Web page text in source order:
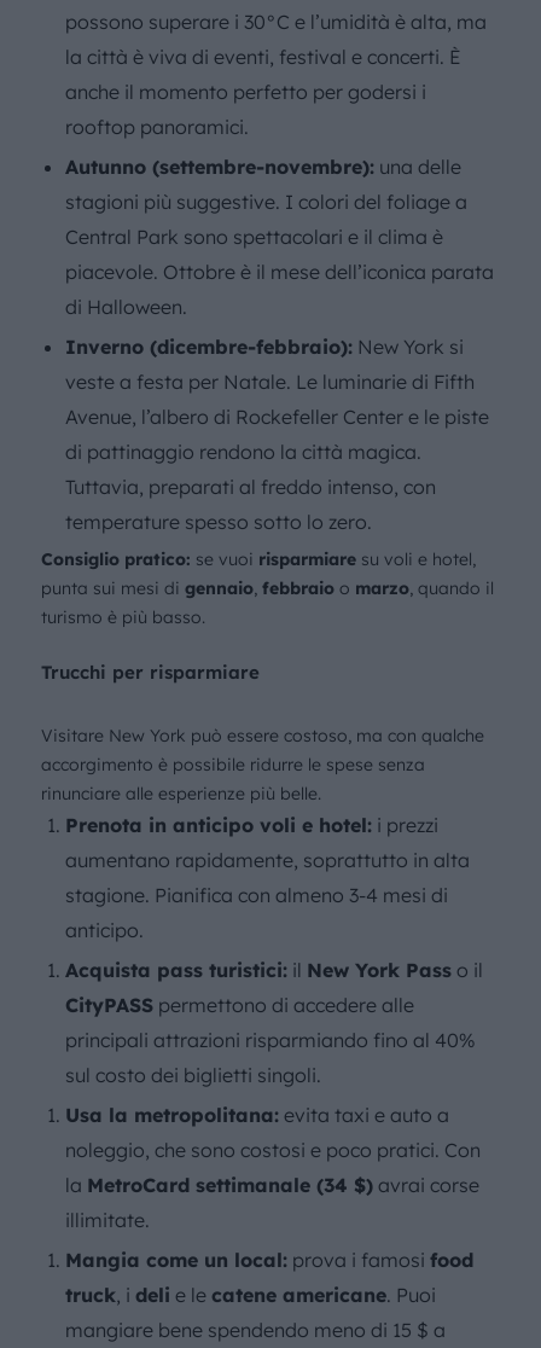
possono superare i 30°C e l’umidità è alta, ma
la città è viva di eventi, festival e concerti. È
anche il momento perfetto per godersi i
rooftop panoramici.
Autunno (settembre-novembre):una delle
stagioni più suggestive. I colori del foliage a
Central Park sono spettacolari e il clima è
piacevole. Ottobre è il mese dell’iconica parata
di Halloween.
Inverno (dicembre-febbraio):New York si
veste a festa per Natale. Le luminarie di Fifth
Avenue, l’albero di Rockefeller Center e le piste
di pattinaggio rendono la città magica.
Tuttavia, preparati al freddo intenso, con
temperature spesso sotto lo zero.
Consiglio pratico: se vuoi risparmiaresu voli e hotel,
punta sui mesi di gennaio, febbraio o marzo, quando il
turismo è più basso.
Trucchi per risparmiare
Visitare New York può essere costoso, ma con qualche
accorgimento è possibile ridurre le spese senza
rinunciare alle esperienze più belle.
Prenota in anticipo voli e hotel:i prezzi
aumentano rapidamente, soprattutto in alta
stagione. Pianifica con almeno 3-4 mesi di
anticipo.
Acquista pass turistici:il New York Passo il
CityPASSpermettono di accedere alle
principali attrazioni risparmiando fino al 40%
sul costo dei biglietti singoli.
Usa la metropolitana:evita taxi e auto a
noleggio, che sono costosi e poco pratici. Con
la MetroCard settimanale (34 $)avrai corse
illimitate.
Mangia come un local:prova i famosi food
truck, i deli e le catene americane. Puoi
mangiare bene spendendo meno di 15 $ a